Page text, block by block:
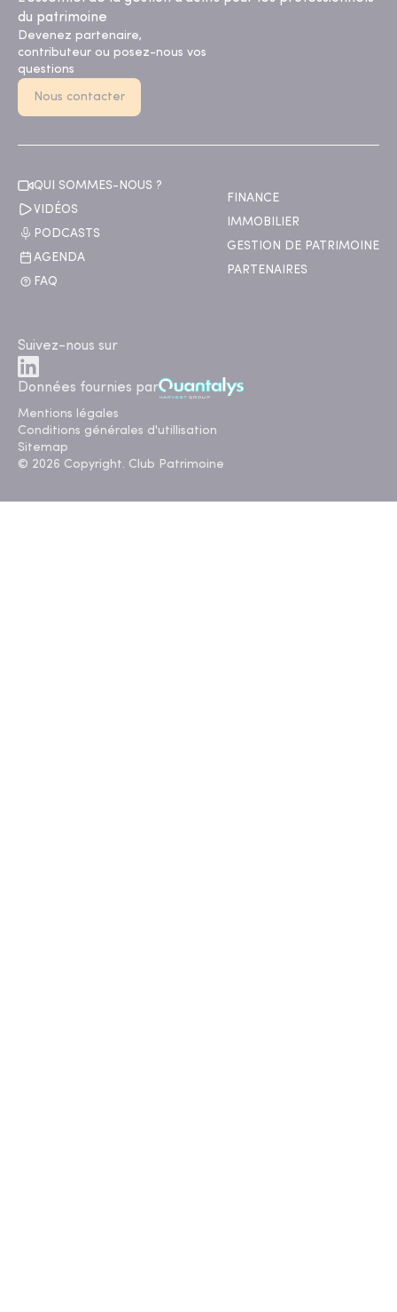
du patrimoine
Devenez partenaire,
contributeur ou posez-nous vos
questions
Nous contacter
QUI SOMMES-NOUS ?
VIDÉOS
PODCASTS
AGENDA
FAQ
FINANCE
IMMOBILIER
GESTION DE PATRIMOINE
PARTENAIRES
Suivez-nous sur
Données fournies par
Mentions légales
Conditions générales d'utillisation
Sitemap
© 2026 Copyright. Club Patrimoine